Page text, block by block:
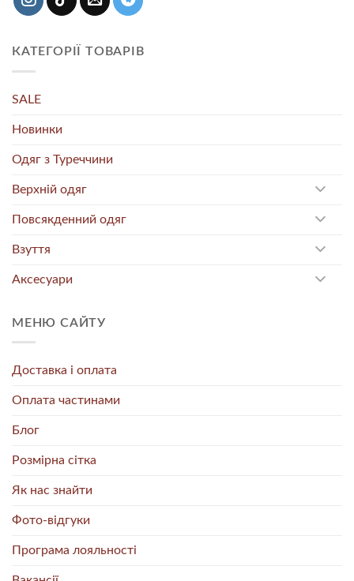
КАТЕГОРІЇ ТОВАРІВ
SALE
Новинки
Одяг з Туреччини
Верхній одяг
Повсякденний одяг
Взуття
Аксесуари
МЕНЮ САЙТУ
Доставка і оплата
Оплата частинами
Блог
Розмірна сітка
Як нас знайти
Фото-відгуки
Програма лояльності